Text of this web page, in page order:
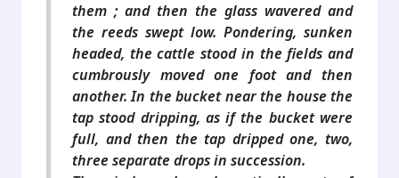
them ; and then the glass wavered and
the reeds swept low. Pondering, sunken
headed, the cattle stood in the fields and
cumbrously moved one foot and then
another. In the bucket near the house the
tap stood dripping, as if the bucket were
full, and then the tap dripped one, two,
three separate drops in succession.